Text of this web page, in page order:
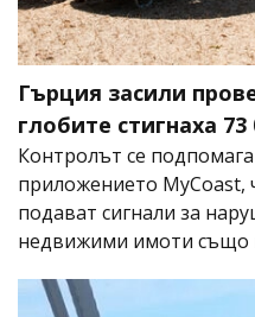
Гърция засили
глобите стигнаха 73
Контролът се
приложението MyCoast,
подават сигнали за
недвижими имоти също